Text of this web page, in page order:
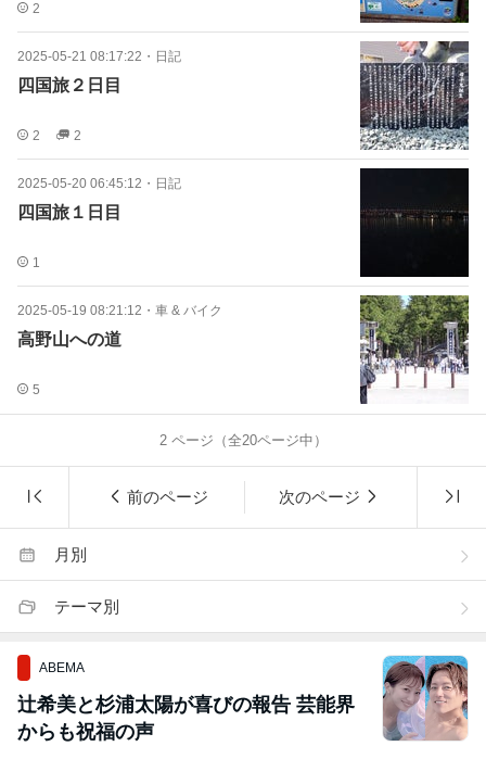
2
2025-05-21 08:17:22 ・ 日記
四国旅２日目
2 2
2025-05-20 06:45:12 ・ 日記
四国旅１日目
1
2025-05-19 08:21:12 ・ 車 & バイク
高野山への道
5
2ページ（全20ページ中）
前のページ 次のページ
月別
テーマ別
ABEMA
辻希美と杉浦太陽が喜びの報告 芸能界
からも祝福の声